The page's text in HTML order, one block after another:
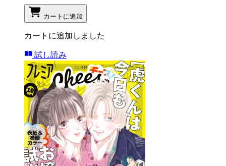
カートに追加
カートに追加しました
試し読み